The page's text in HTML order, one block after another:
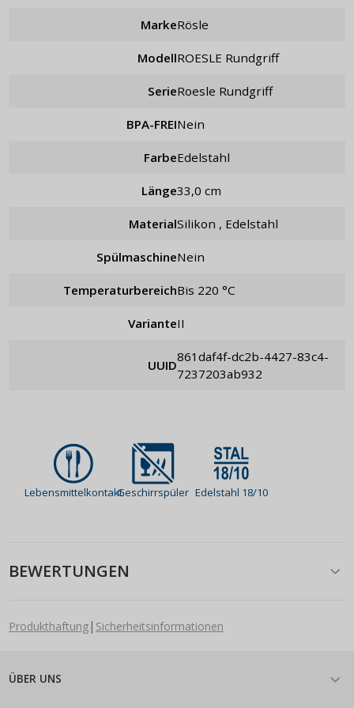
Marke Rösle
Modell ROESLE Rundgriff
Serie Roesle Rundgriff
BPA-FREI Nein
Farbe Edelstahl
Länge 33,0 cm
Material Silikon , Edelstahl
Spülmaschine Nein
Temperaturbereich bis 220 °C
Variante II
UUID
861daf4f-dc2b-4427-83c4-
7237203ab932
LebensmittelkontaktGeschirrspüler Edelstahl 18/10
BEWERTUNGEN
Produkthaftung| Sicherheitsinformationen
ÜBER UNS